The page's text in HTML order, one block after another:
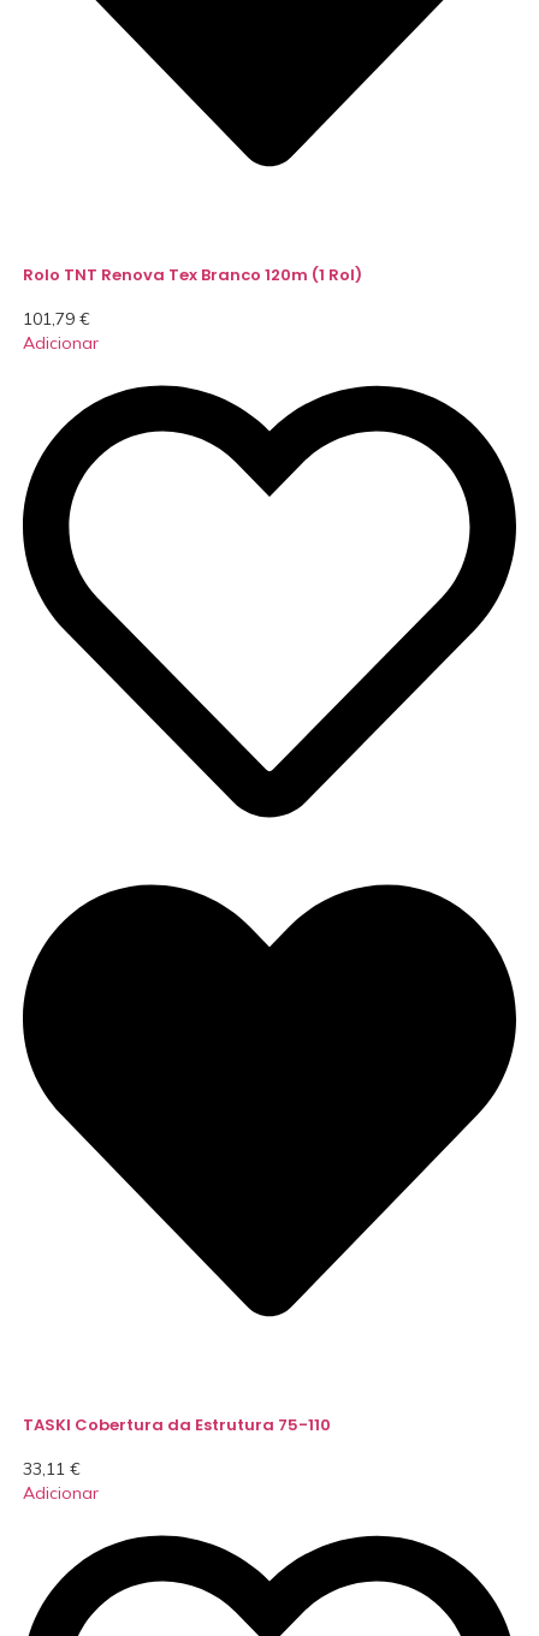
Rolo TNT Renova Tex Branco 120m (1 Rol)
101,79 €
Adicionar
TASKI Cobertura da Estrutura 75-110
33,11 €
Adicionar